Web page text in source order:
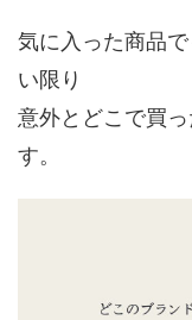
気に入った商品
い限り
意外とどこで買
す。